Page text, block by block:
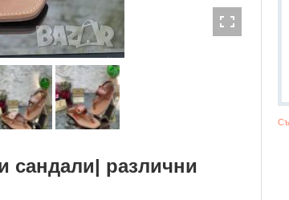
сандали| различни